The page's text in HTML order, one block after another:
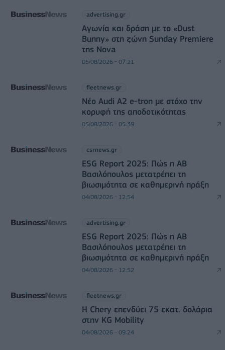
advertising.gr
Αγωνία και δράση με το «Dust
Bunny» στη ζώνη Sunday Premiere
της Nova
05/08/2026 - 07:21
fleetnews.gr
Νέο Audi A2 e-tron με στόχο την
κορυφή της αποδοτικότητας
05/08/2026 - 05:39
csrnews.gr
ESG Report 2025: Πώς η ΑΒ
Βασιλόπουλος μετατρέπει τη
βιωσιμότητα σε καθημερινή πράξη
04/08/2026 - 12:54
advertising.gr
ESG Report 2025: Πώς η ΑΒ
Βασιλόπουλος μετατρέπει τη
βιωσιμότητα σε καθημερινή πράξη
04/08/2026 - 12:52
fleetnews.gr
Η Chery επενδύει 75 εκατ. δολάρια
στην KG Mobility
04/08/2026 - 09:24